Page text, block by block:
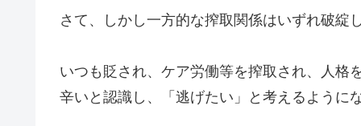
さて、しかし一方的な搾取関係はいずれ破綻
いつも貶され、ケア労働等を搾取され、人格
辛いと認識し、「逃げたい」と考えるように